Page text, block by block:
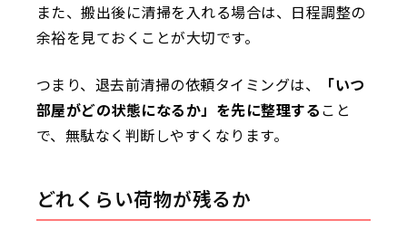
また、搬出後に清掃を入れる場合は、日程調整の
余裕を見ておくことが大切です。
つまり、退去前清掃の依頼タイミングは、
「いつ
部屋がどの状態になるか」を先に整理すること
で、無駄なく判断しやすくなります。
どれくらい荷物が残るか